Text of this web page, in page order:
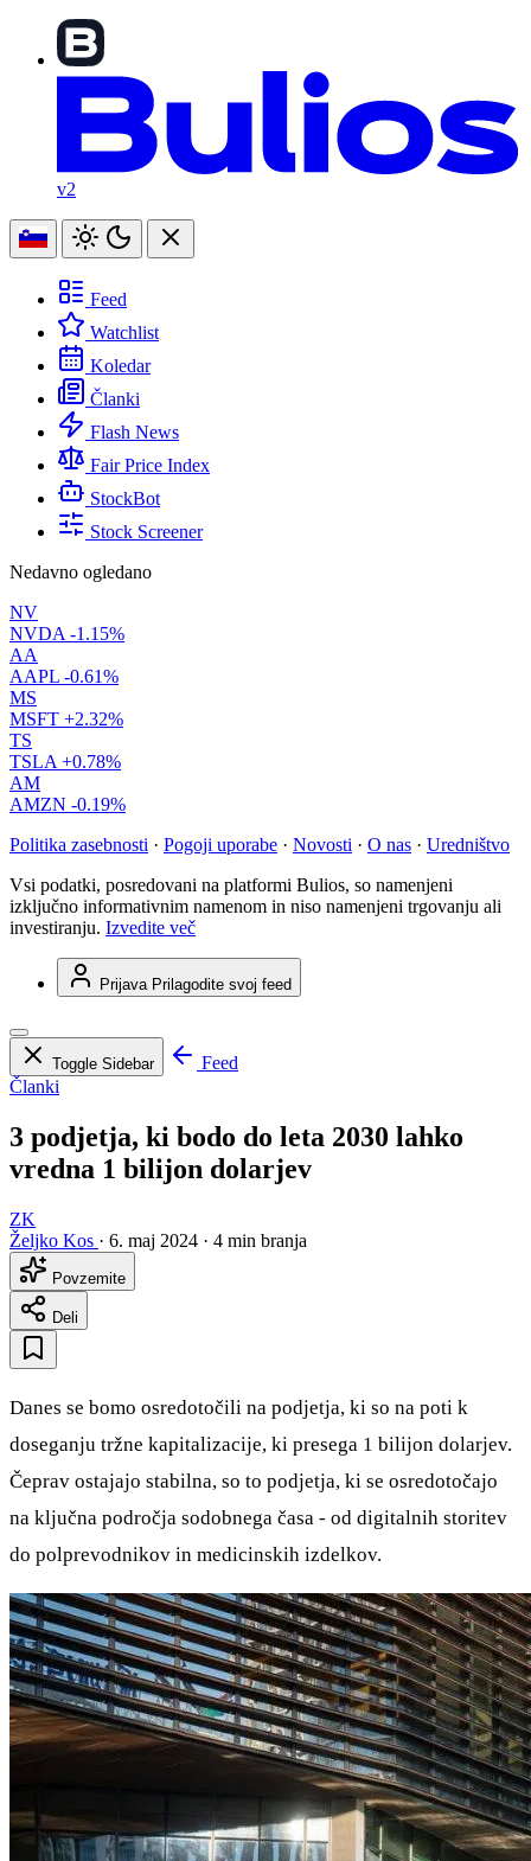
v2
Feed
Watchlist
Koledar
Članki
Flash News
Fair Price Index
StockBot
Stock Screener
Nedavno ogledano
NV
NVDA -1.15%
AA
AAPL -0.61%
MS
MSFT +2.32%
TS
TSLA +0.78%
AM
AMZN -0.19%
Politika zasebnosti · Pogoji uporabe · Novosti · O nas · Uredništvo
Vsi podatki, posredovani na platformi Bulios, so namenjeni
izključno informativnim namenom in niso namenjeni trgovanju ali
investiranju. Izvedite več
Prijava Prilagodite svoj feed
Toggle Sidebar
Feed
Članki
3 podjetja, ki bodo do leta 2030 lahko
vredna 1 bilijon dolarjev
ZK
Željko Kos · 6. maj 2024 · 4 min branja
Povzemite
Deli
Danes se bomo osredotočili na podjetja, ki so na poti k
doseganju tržne kapitalizacije, ki presega 1 bilijon dolarjev.
Čeprav ostajajo stabilna, so to podjetja, ki se osredotočajo
na ključna področja sodobnega časa - od digitalnih storitev
do polprevodnikov in medicinskih izdelkov.